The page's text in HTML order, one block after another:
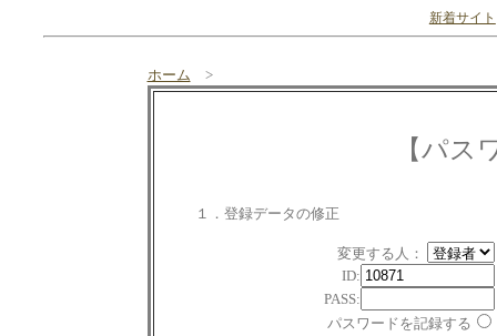
新着サイト
ホーム >
【パス
１．登録データの修正
変更する人：
ID:
PASS:
パスワードを記録する